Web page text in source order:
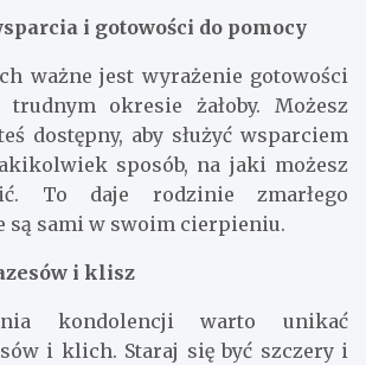
i gotowości do pomocy
ważne jest wyrażenie gotowości
okresie żałoby. Możesz
dostępny, aby służyć wsparciem
sposób, na jaki możesz
To daje rodzinie zmarłego
są sami w swoim cierpieniu.
i klisz
kondolencji warto unikać
i klich. Staraj się być szczery i